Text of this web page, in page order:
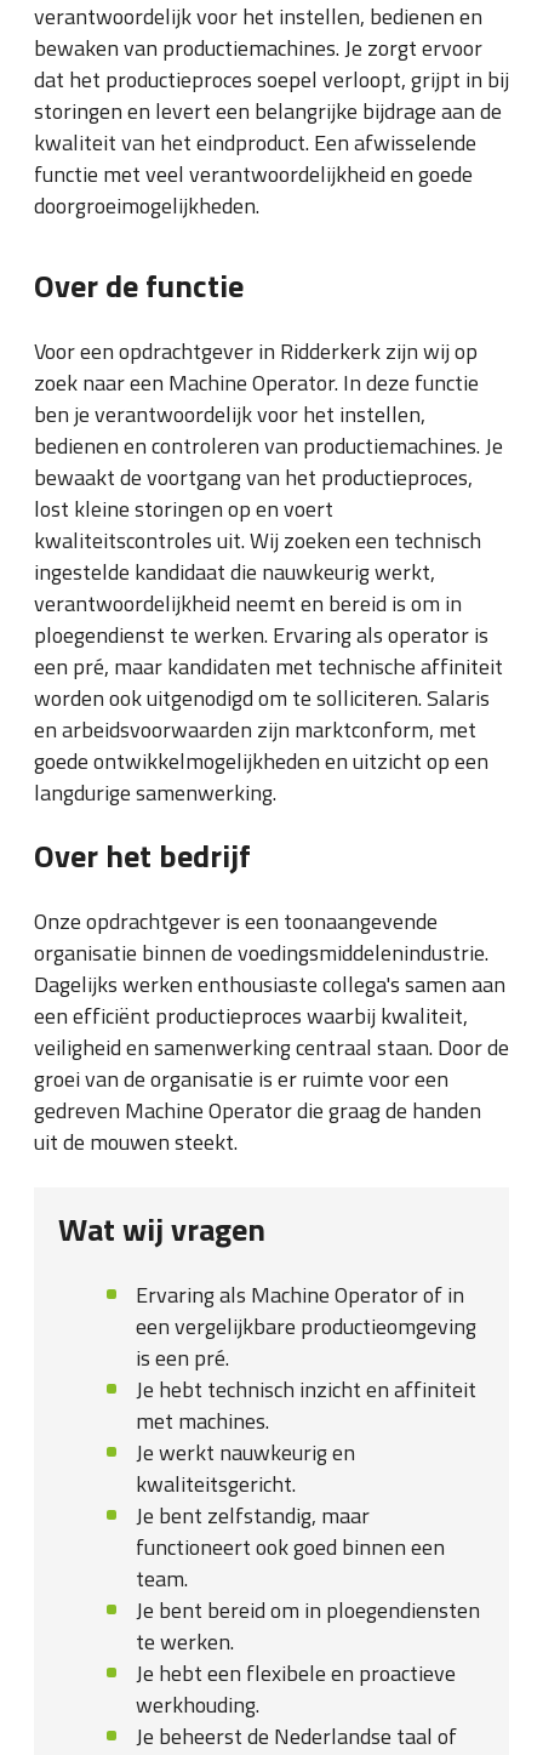
verantwoordelijk voor het instellen, bedienen en
bewaken van productiemachines. Je zorgt ervoor
dat het productieproces soepel verloopt, grijpt in bij
storingen en levert een belangrijke bijdrage aan de
kwaliteit van het eindproduct. Een afwisselende
functie met veel verantwoordelijkheid en goede
doorgroeimogelijkheden.
Over de functie
Voor een opdrachtgever in Ridderkerk zijn wij op
zoek naar een Machine Operator. In deze functie
ben je verantwoordelijk voor het instellen,
bedienen en controleren van productiemachines. Je
bewaakt de voortgang van het productieproces,
lost kleine storingen op en voert
kwaliteitscontroles uit. Wij zoeken een technisch
ingestelde kandidaat die nauwkeurig werkt,
verantwoordelijkheid neemt en bereid is om in
ploegendienst te werken. Ervaring als operator is
een pré, maar kandidaten met technische affiniteit
worden ook uitgenodigd om te solliciteren. Salaris
en arbeidsvoorwaarden zijn marktconform, met
goede ontwikkelmogelijkheden en uitzicht op een
langdurige samenwerking.
Over het bedrijf
Onze opdrachtgever is een toonaangevende
organisatie binnen de voedingsmiddelenindustrie.
Dagelijks werken enthousiaste collega's samen aan
een efficiënt productieproces waarbij kwaliteit,
veiligheid en samenwerking centraal staan. Door de
groei van de organisatie is er ruimte voor een
gedreven Machine Operator die graag de handen
uit de mouwen steekt.
Wat wij vragen
Ervaring als Machine Operator of in
een vergelijkbare productieomgeving
is een pré.
Je hebt technisch inzicht en affiniteit
met machines.
Je werkt nauwkeurig en
kwaliteitsgericht.
Je bent zelfstandig, maar
functioneert ook goed binnen een
team.
Je bent bereid om in ploegendiensten
te werken.
Je hebt een flexibele en proactieve
werkhouding.
Je beheerst de Nederlandse taal of